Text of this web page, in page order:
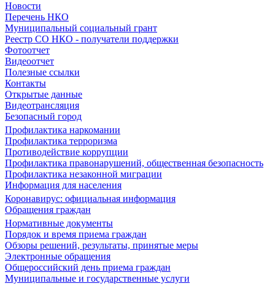
Новости
Перечень НКО
Муниципальный социальный грант
Реестр СО НКО - получатели поддержки
Фотоотчет
Видеоотчет
Полезные ссылки
Контакты
Открытые данные
Видеотрансляция
Безопасный город
Профилактика наркомании
Профилактика терроризма
Противодействие коррупции
Профилактика правонарушений, общественная безопасность
Профилактика незаконной миграции
Информация для населения
Коронавирус: официальная информация
Обращения граждан
Нормативные документы
Порядок и время приема граждан
Обзоры решений, результаты, принятые меры
Электронные обращения
Общероссийский день приема граждан
Муниципальные и государственные услуги